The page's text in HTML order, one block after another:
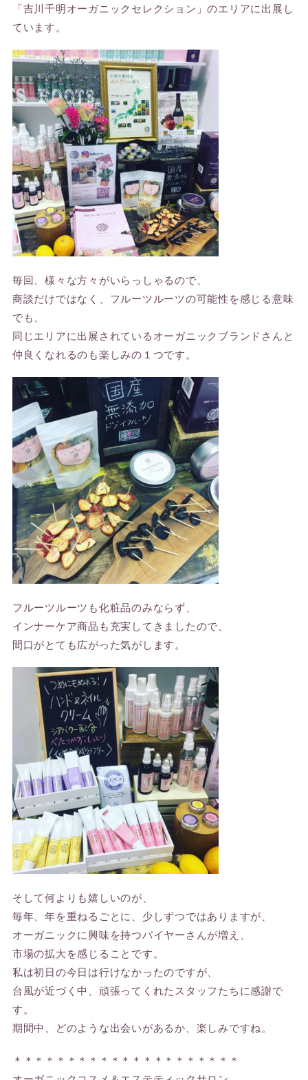
「吉川千明オーガニックセレクション」のエリアに出展し
ています。
毎回、様々な方々がいらっしゃるので、
商談だけではなく、フルーツルーツの可能性を感じる意味
でも、
同じエリアに出展されているオーガニックブランドさんと
仲良くなれるのも楽しみの１つです。
フルーツルーツも化粧品のみならず、
インナーケア商品も充実してきましたので、
間口がとても広がった気がします。
そして何よりも嬉しいのが、
毎年、年を重ねるごとに、少しずつではありますが、
オーガニックに興味を持つバイヤーさんが増え、
市場の拡大を感じることです。
私は初日の今日は行けなかったのですが、
台風が近づく中、頑張ってくれたスタッフたちに感謝で
す。
期間中、どのような出会いがあるか、楽しみですね。
＊＊＊＊＊＊＊＊＊＊＊＊＊＊＊＊＊＊＊＊＊